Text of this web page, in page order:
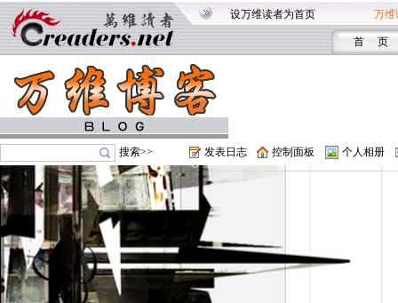
设万维读者为首页 万维
首 页
搜索>> 发表日志 控制面板 个人相册